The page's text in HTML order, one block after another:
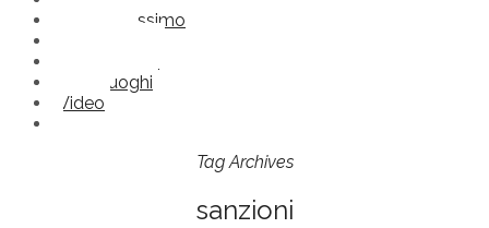
Futuroprossimo
Straniluoghi
Video
Tag Archives
sanzioni